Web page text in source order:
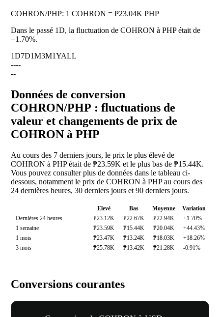
COHRON/PHP: 1 COHRON = ₱23.04K PHP
Dans le passé 1D, la fluctuation de COHRON à PHP était de
+1.70%.
1D7D1M3M1YALL
----
--
Données de conversion
COHRON/PHP : fluctuations de
valeur et changements de prix de
COHRON à PHP
Au cours des 7 derniers jours, le prix le plus élevé de
COHRON à PHP était de ₱23.59K et le plus bas de ₱15.44K.
Vous pouvez consulter plus de données dans le tableau ci-
dessous, notamment le prix de COHRON à PHP au cours des
24 dernières heures, 30 derniers jours et 90 derniers jours.
Elevé Bas Moyenne
Variation
Dernières 24 heures
₱23.12K ₱22.67K ₱22.94K
+1.70%
1 semaine
₱23.59K ₱15.44K ₱20.04K
+44.43%
1 mois
₱23.47K ₱13.24K ₱18.03K
+18.26%
3 mois
₱25.78K ₱13.42K ₱21.28K -0.91%
Conversions courantes